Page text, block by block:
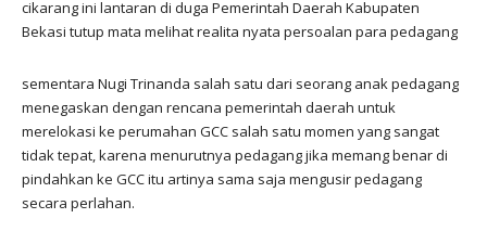
cikarang ini lantaran di duga Pemerintah Daerah Kabupaten
Bekasi tutup mata melihat realita nyata persoalan para pedagang
sementara Nugi Trinanda salah satu dari seorang anak pedagang
menegaskan dengan rencana pemerintah daerah untuk
merelokasi ke perumahan GCC salah satu momen yang sangat
tidak tepat, karena menurutnya pedagang jika memang benar di
pindahkan ke GCC itu artinya sama saja mengusir pedagang
secara perlahan.